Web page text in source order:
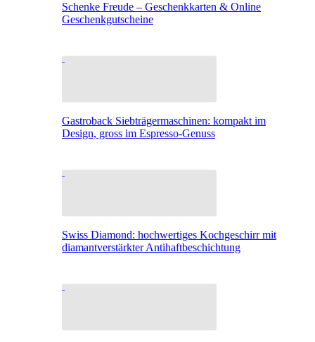
Schenke Freude – Geschenkkarten & Online
Geschenkgutscheine
Gastroback Siebträgermaschinen: kompakt im
Design, gross im Espresso-Genuss
Swiss Diamond: hochwertiges Kochgeschirr mit
diamantverstärkter Antihaftbeschichtung